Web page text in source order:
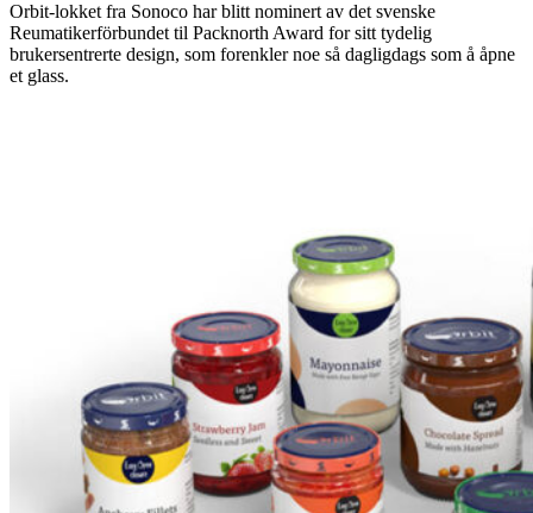
Orbit-lokket fra Sonoco har blitt nominert av det svenske
Reumatikerförbundet til Packnorth Award for sitt tydelig
brukersentrerte design, som forenkler noe så dagligdags som å åpne
et glass.